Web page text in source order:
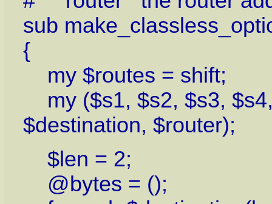
sub
{
my $routes = shift;
my ($s1, $s2, $s3,
$destination, $router);
$len = 2;
@bytes = ();